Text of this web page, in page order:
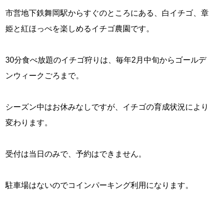
市営地下鉄舞岡駅からすぐのところにある、白イチゴ、章
姫と紅ほっぺを楽しめるイチゴ農園です。
30分食べ放題のイチゴ狩りは、毎年2月中旬からゴールデ
ンウィークごろまで。
シーズン中はお休みなしですが、イチゴの育成状況により
変わります。
受付は当日のみで、予約はできません。
駐車場はないのでコインパーキング利用になります。